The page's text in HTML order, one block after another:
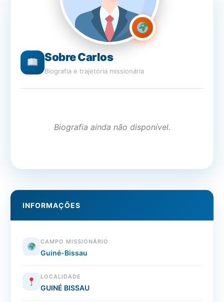
Sobre Carlos
Biografia e trajetória missionária
Biografia ainda não disponível.
INFORMAÇÕES
CAMPO MISSIONÁRIO
Guiné-Bissau
LOCALIDADE
GUINÉ BISSAU